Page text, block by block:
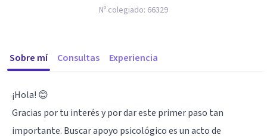
Nº colegiado: 66329
Sobre mí Consultas Experiencia
¡Hola! 😊
Gracias por tu interés y por dar este primer paso tan
importante. Buscar apoyo psicológico es un acto de